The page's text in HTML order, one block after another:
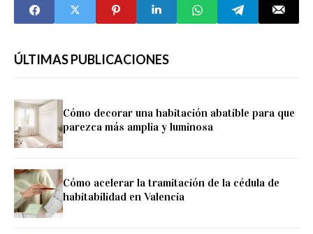
ÚLTIMAS PUBLICACIONES
Cómo decorar una habitación abatible para que
parezca más amplia y luminosa
Cómo acelerar la tramitación de la cédula de
habitabilidad en Valencia